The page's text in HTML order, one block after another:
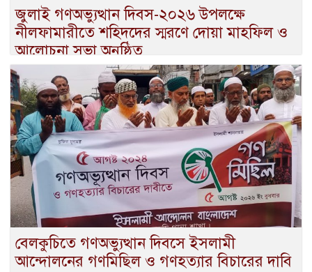
জুলাই গণঅভ্যুত্থান দিবস-২০২৬ উপলক্ষে
নীলফামারীতে শহিদদের স্মরণে দোয়া মাহফিল ও
আলোচনা সভা অনুষ্ঠিত
বেলকুচিতে গণঅভ্যুত্থান দিবসে ইসলামী
আন্দোলনের গণমিছিল ও গণহত্যার বিচারের দাবি